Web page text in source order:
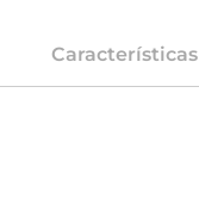
Características